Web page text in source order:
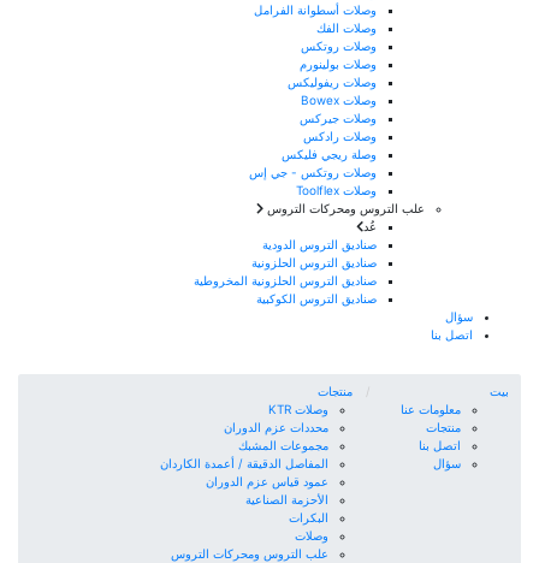
وصلات أسطوانة الفرامل
وصلات الفك
وصلات روتكس
وصلات بولينورم
وصلات ريفوليكس
وصلات Bowex
وصلات جيركس
وصلات رادكس
وصلة ريجي فليكس
وصلات روتكس - جي إس
وصلات Toolflex
علب التروس ومحركات التروس
عُد
صناديق التروس الدودية
صناديق التروس الحلزونية
صناديق التروس الحلزونية المخروطية
صناديق التروس الكوكبية
سؤال
اتصل بنا
بيت
معلومات عنا
منتجات
اتصل بنا
سؤال
منتجات
وصلات KTR
محددات عزم الدوران
مجموعات المشبك
المفاصل الدقيقة / أعمدة الكاردان
عمود قياس عزم الدوران
الأحزمة الصناعية
البكرات
وصلات
علب التروس ومحركات التروس